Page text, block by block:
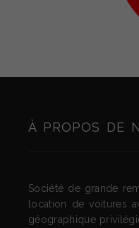
À PROPOS DE
Société de grande
location de voitures
géographique